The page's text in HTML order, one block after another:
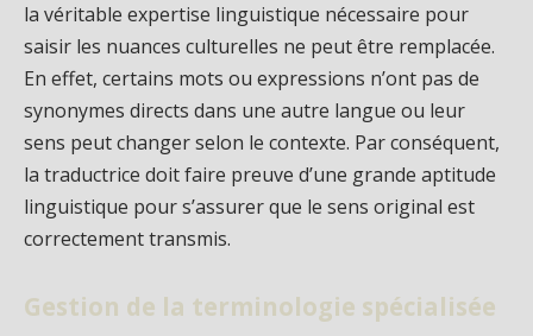
la véritable expertise linguistique nécessaire pour
saisir les nuances culturelles ne peut être remplacée.
En effet, certains mots ou expressions n’ont pas de
synonymes directs dans une autre langue ou leur
sens peut changer selon le contexte. Par conséquent,
la traductrice doit faire preuve d’une grande aptitude
linguistique pour s’assurer que le sens original est
correctement transmis.
Gestion de la terminologie spécialisée